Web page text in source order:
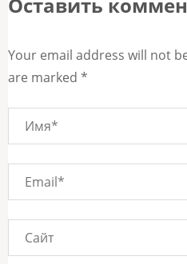
Оставить
Your email address will not
are marked *